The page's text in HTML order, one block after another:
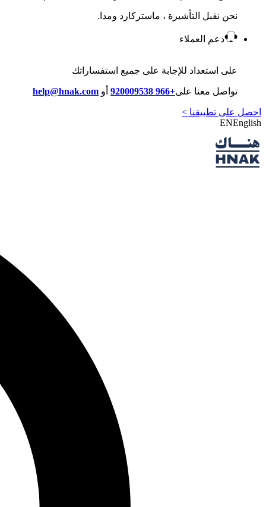
نحن نقبل التأشيرة ، ماستركارد ومدا.
دعم العملاء
على استعداد للإجابة على جميع استفساراتك
تواصل معنا على+966 920009538 أو help@hnak.com
احصل على تطبيقنا >
ENEnglish